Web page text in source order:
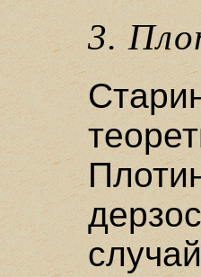
3.